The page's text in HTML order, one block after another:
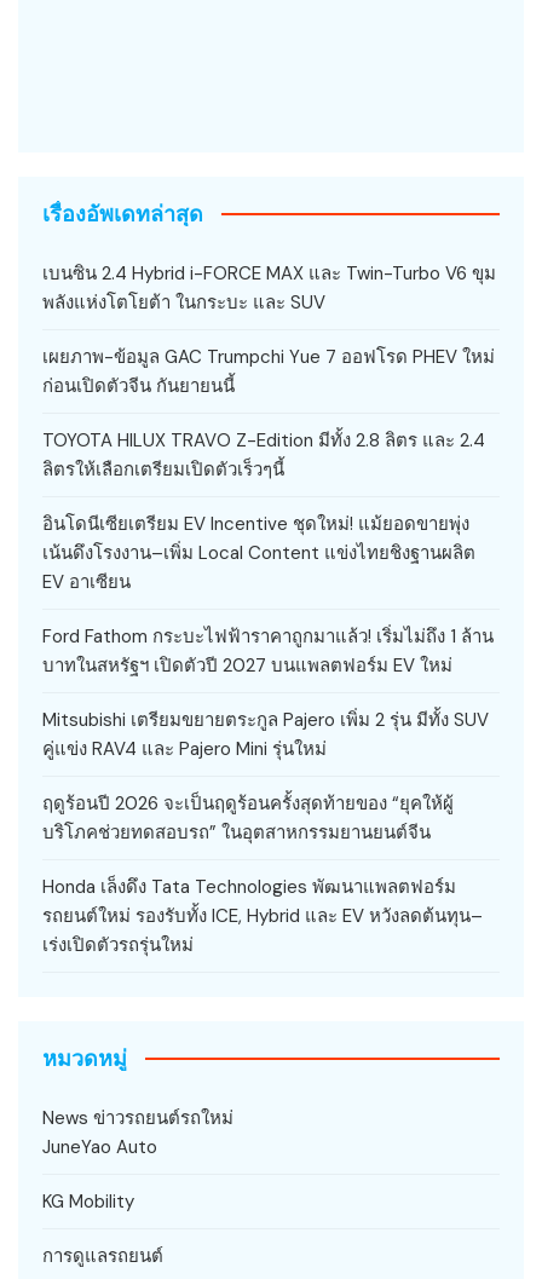
เรื่องอัพเดทล่าสุด
เบนซิน 2.4 Hybrid i-FORCE MAX และ Twin-Turbo V6 ขุม
พลังแห่งโตโยต้า ในกระบะ และ SUV
เผยภาพ-ข้อมูล GAC Trumpchi Yue 7 ออฟโรด PHEV ใหม่
ก่อนเปิดตัวจีน กันยายนนี้
TOYOTA HILUX TRAVO Z-Edition มีทั้ง 2.8 ลิตร และ 2.4
ลิตรให้เลือกเตรียมเปิดตัวเร็วๆนี้
อินโดนีเซียเตรียม EV Incentive ชุดใหม่! แม้ยอดขายพุ่ง
เน้นดึงโรงงาน–เพิ่ม Local Content แข่งไทยชิงฐานผลิต
EV อาเซียน
Ford Fathom กระบะไฟฟ้าราคาถูกมาแล้ว! เริ่มไม่ถึง 1 ล้าน
บาทในสหรัฐฯ เปิดตัวปี 2027 บนแพลตฟอร์ม EV ใหม่
Mitsubishi เตรียมขยายตระกูล Pajero เพิ่ม 2 รุ่น มีทั้ง SUV
คู่แข่ง RAV4 และ Pajero Mini รุ่นใหม่
ฤดูร้อนปี 2026 จะเป็นฤดูร้อนครั้งสุดท้ายของ “ยุคให้ผู้
บริโภคช่วยทดสอบรถ” ในอุตสาหกรรมยานยนต์จีน
Honda เล็งดึง Tata Technologies พัฒนาแพลตฟอร์ม
รถยนต์ใหม่ รองรับทั้ง ICE, Hybrid และ EV หวังลดต้นทุน–
เร่งเปิดตัวรถรุ่นใหม่
หมวดหมู่
News ข่าวรถยนต์รถใหม่
JuneYao Auto
KG Mobility
การดูแลรถยนต์